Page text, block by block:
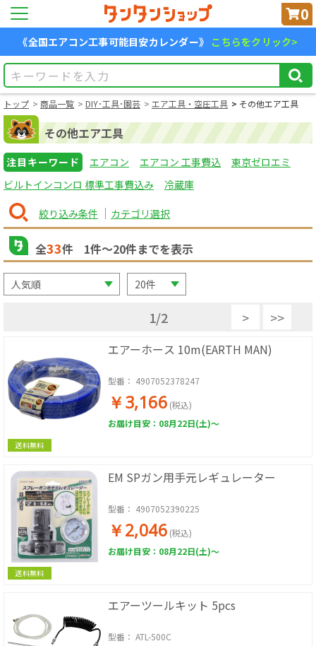
0
《全国エアコン工事可能目安カレンダー》 こちらをクリック>
トップ 商品一覧 DIY･工具･園芸 エア工具・空圧工具 その他エア工具
その他エア工具
注目キーワード エアコン エアコン 工事費込
東京ゼロエミ
ビルトインコンロ 標準工事費込み
冷蔵庫
絞り込み条件 カテゴリ選択
全33件 1件〜20件までを表示
1/2 > >>
送料無料
エアーホース 10m(EARTH MAN)
型番： 4907052378247
￥3,166 (税込)
お届け目安：08月22日(土)～
送料無料
EM SPガン用手元レギュレーター
型番： 4907052390225
￥2,046 (税込)
お届け目安：08月22日(土)～
エアーツールキット 5pcs
型番： ATL-500C